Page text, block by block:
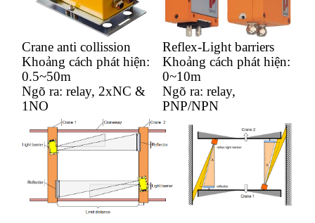
Crane anti collission
Khoảng cách phát hiện:
0.5~50m
Ngõ ra: relay, 2xNC &
1NO
Reflex-Light barriers
Khoảng cách phát hiện:
0~10m
Ngõ ra: relay,
PNP/NPN